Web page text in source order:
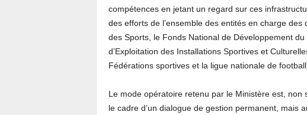
compétences en jetant un regard sur ces
des efforts de l’ensemble des entités en charge
des Sports, le Fonds National de Développement
d’Exploitation des Installations Sportives et
Fédérations sportives et la ligue nationale de
Le mode opératoire retenu par le Ministère est, non
le cadre d’un dialogue de gestion permanent, mais